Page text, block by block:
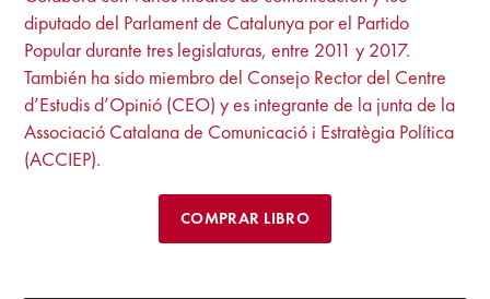
diputado del Parlament de Catalunya por el Partido
Popular durante tres legislaturas, entre 2011 y 2017.
También ha sido miembro del Consejo Rector del Centre
d’Estudis d’Opinió (CEO) y es integrante de la junta de la
Associació Catalana de Comunicació i Estratègia Política
(ACCIEP).
COMPRAR LIBRO